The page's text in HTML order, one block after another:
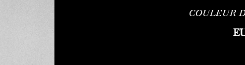
COULEUR
Aly Turska est un mannequin